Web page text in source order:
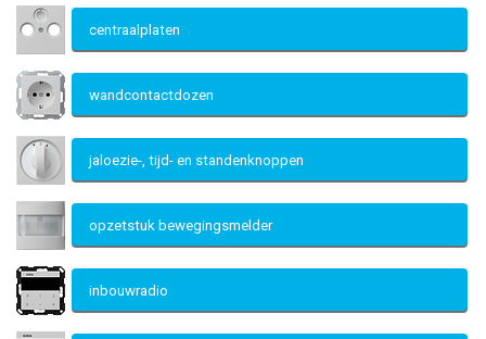
centraalplaten
wandcontactdozen
jaloezie-, tijd- en standenknoppen
opzetstuk bewegingsmelder
inbouwradio